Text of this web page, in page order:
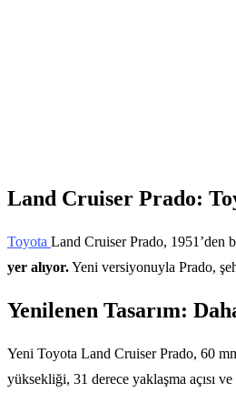
Land Cruiser Prado:
Toyota Land Cruiser Prado, 1951’den
yer alıyor.Yeni versiyonuyla Prado,
Yenilenen Tasarım:
Yeni Toyota Land Cruiser Prado, 60
yüksekliği, 31 derece yaklaşma açısı ve